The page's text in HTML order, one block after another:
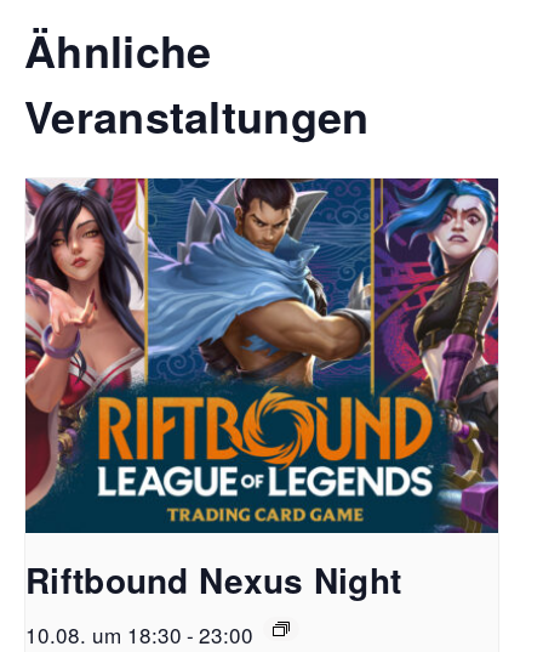
Ähnliche
Veranstaltungen
Riftbound Nexus Night
10.08. um 18:30 - 23:00